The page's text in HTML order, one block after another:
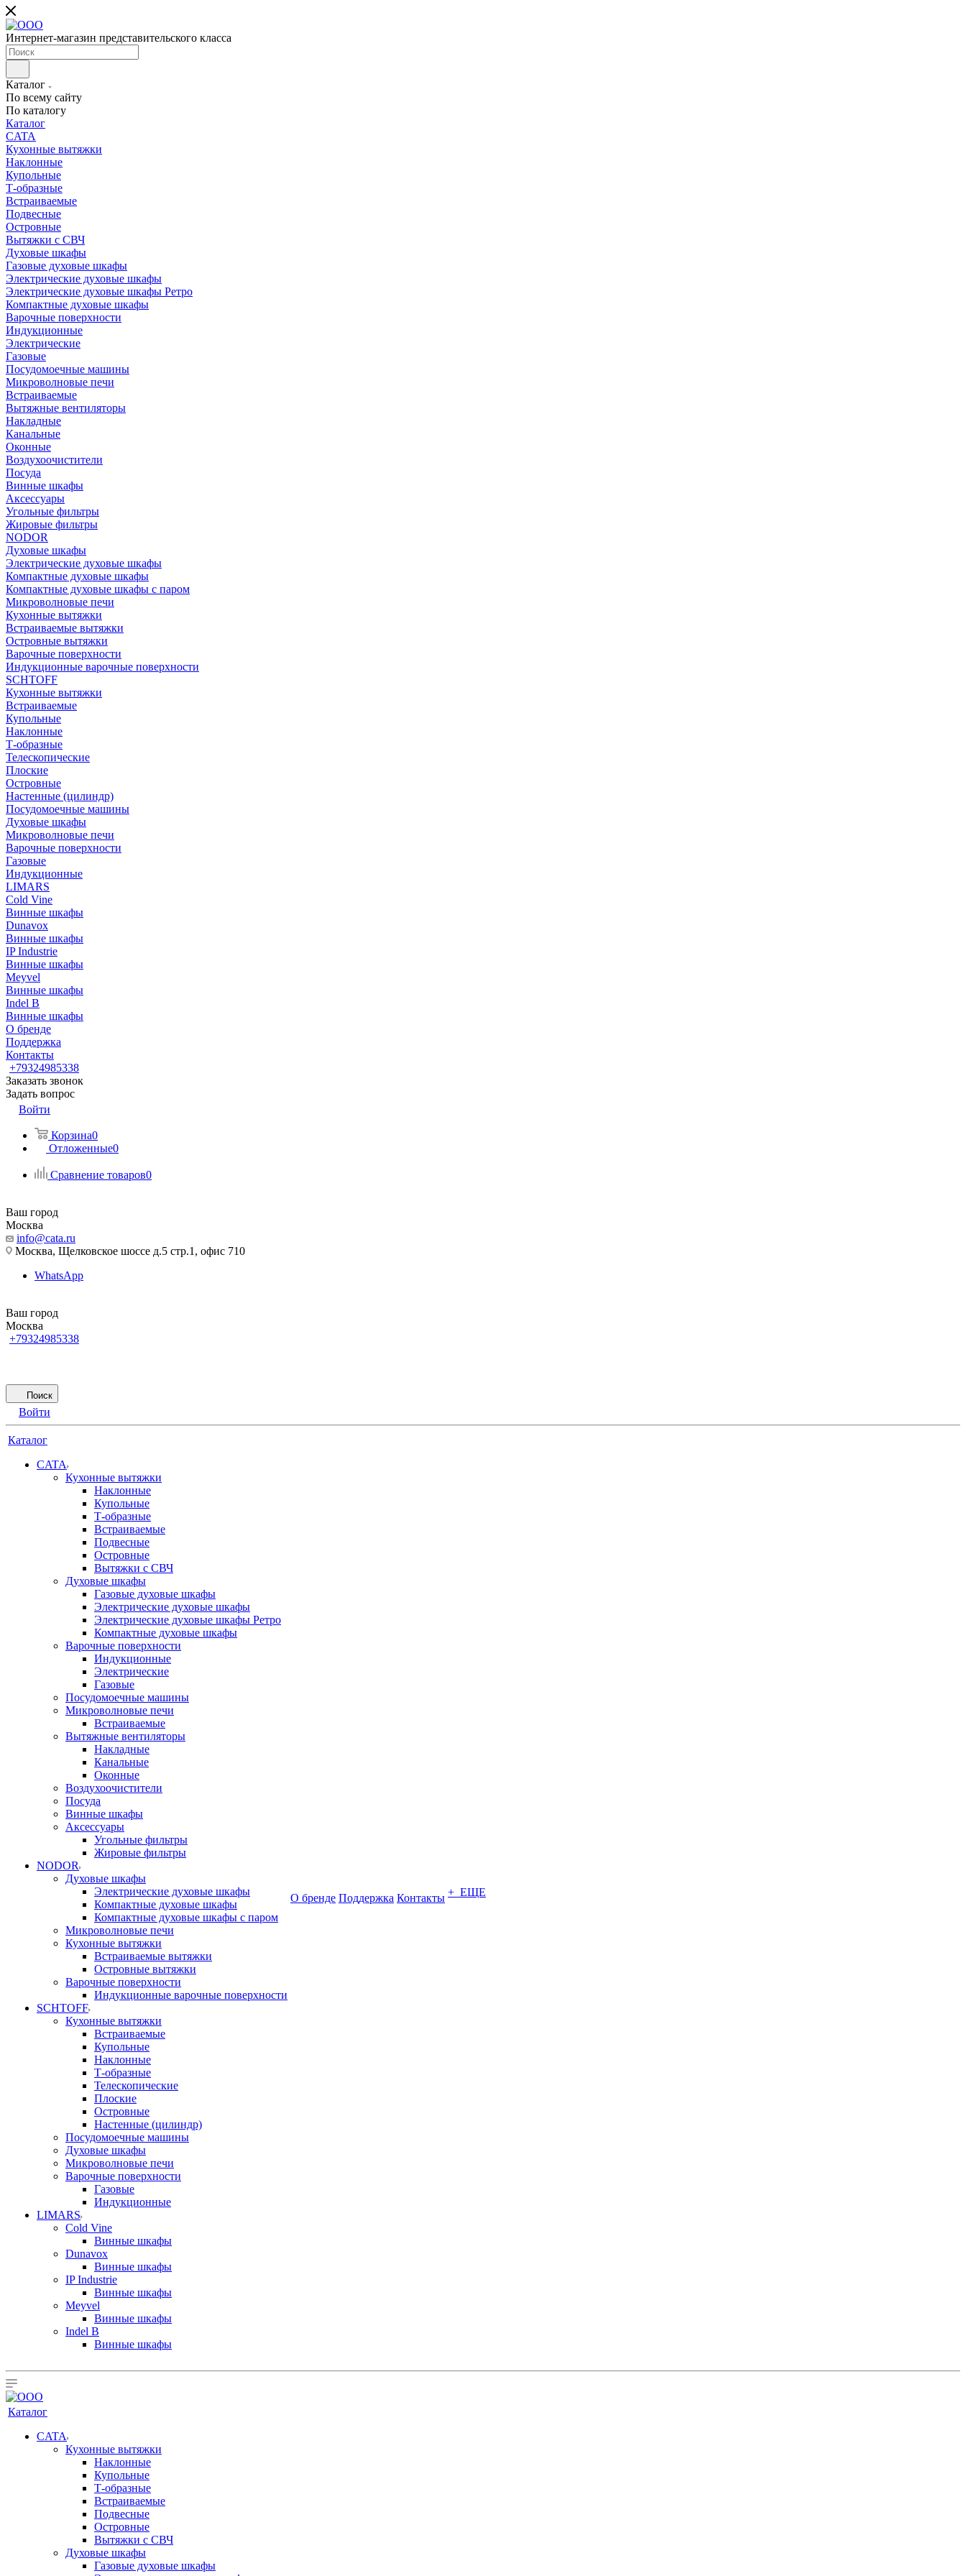
Интернет-магазин представительского класса
Каталог
По всему сайту
По каталогу
Каталог
CATA
Кухонные вытяжки
Наклонные
Купольные
Т-образные
Встраиваемые
Подвесные
Островные
Вытяжки с СВЧ
Духовые шкафы
Газовые духовые шкафы
Электрические духовые шкафы
Электрические духовые шкафы Ретро
Компактные духовые шкафы
Варочные поверхности
Индукционные
Электрические
Газовые
Посудомоечные машины
Микроволновые печи
Встраиваемые
Вытяжные вентиляторы
Накладные
Канальные
Оконные
Воздухоочистители
Посуда
Винные шкафы
Аксессуары
Угольные фильтры
Жировые фильтры
NODOR
Духовые шкафы
Электрические духовые шкафы
Компактные духовые шкафы
Компактные духовые шкафы с паром
Микроволновые печи
Кухонные вытяжки
Встраиваемые вытяжки
Островные вытяжки
Варочные поверхности
Индукционные варочные поверхности
SCHTOFF
Кухонные вытяжки
Встраиваемые
Купольные
Наклонные
Т-образные
Телескопические
Плоские
Островные
Настенные (цилиндр)
Посудомоечные машины
Духовые шкафы
Микроволновые печи
Варочные поверхности
Газовые
Индукционные
LIMARS
Cold Vine
Винные шкафы
Dunavox
Винные шкафы
IP Industrie
Винные шкафы
Meyvel
Винные шкафы
Indel B
Винные шкафы
О бренде
Поддержка
Контакты
+79324985338
Заказать звонок
Задать вопрос
Войти
Корзина0
Отложенные0
Сравнение товаров0
Ваш город
Москва
info@cata.ru
Москва, Щелковское шоссе д.5 стр.1, офис 710
WhatsApp
Ваш город
Москва
+79324985338
Поиск
Войти
Каталог
CATA
Кухонные вытяжки
Наклонные
Купольные
Т-образные
Встраиваемые
Подвесные
Островные
Вытяжки с СВЧ
Духовые шкафы
Газовые духовые шкафы
Электрические духовые шкафы
Электрические духовые шкафы Ретро
Компактные духовые шкафы
Варочные поверхности
Индукционные
Электрические
Газовые
Посудомоечные машины
Микроволновые печи
Встраиваемые
Вытяжные вентиляторы
Накладные
Канальные
Оконные
Воздухоочистители
Посуда
Винные шкафы
Аксессуары
Угольные фильтры
Жировые фильтры
NODOR
Духовые шкафы
Электрические духовые шкафы
Компактные духовые шкафы
Компактные духовые шкафы с паром
Микроволновые печи
Кухонные вытяжки
Встраиваемые вытяжки
Островные вытяжки
Варочные поверхности
Индукционные варочные поверхности
SCHTOFF
Кухонные вытяжки
Встраиваемые
Купольные
Наклонные
Т-образные
Телескопические
Плоские
Островные
Настенные (цилиндр)
Посудомоечные машины
Духовые шкафы
Микроволновые печи
Варочные поверхности
Газовые
Индукционные
LIMARS
Cold Vine
Винные шкафы
Dunavox
Винные шкафы
IP Industrie
Винные шкафы
Meyvel
Винные шкафы
Indel B
Винные шкафы
О бренде Поддержка Контакты + ЕЩЕ
Каталог
CATA
Кухонные вытяжки
Наклонные
Купольные
Т-образные
Встраиваемые
Подвесные
Островные
Вытяжки с СВЧ
Духовые шкафы
Газовые духовые шкафы